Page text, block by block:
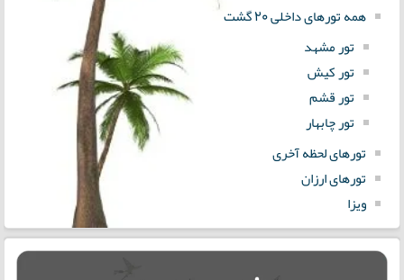
همه تورهای داخلی 20 گشت
تور مشهد
تور کیش
تور قشم
تور چابهار
تورهای لحظه آخری
تورهای ارزان
ویزا